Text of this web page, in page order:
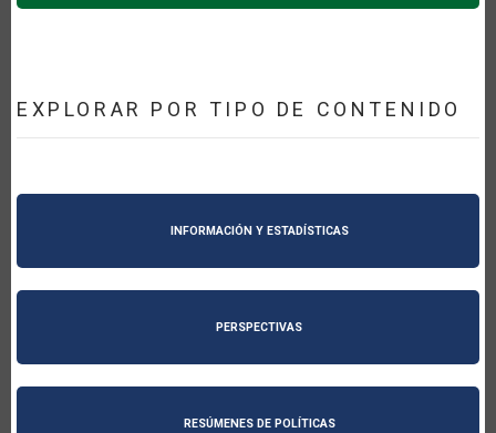
EXPLORAR POR TIPO DE CONTENIDO
INFORMACIÓN Y ESTADÍSTICAS
PERSPECTIVAS
RESÚMENES DE POLÍTICAS